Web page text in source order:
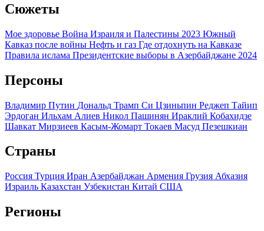
Сюжеты
Мое здоровье Война Израиля и Палестины 2023 Южный
Кавказ после войны Нефть и газ Где отдохнуть на Кавказе
Правила ислама Президентские выборы в Азербайджане 2024
Персоны
Владимир Путин Дональд Трамп Си Цзиньпин Реджеп Тайип
Эрдоган Ильхам Алиев Никол Пашинян Ираклий Кобахидзе
Шавкат Мирзиеев Касым-Жомарт Токаев Масуд Пезешкиан
Страны
Россия Турция Иран Азербайджан Армения Грузия Абхазия
Израиль Казахстан Узбекистан Китай США
Регионы